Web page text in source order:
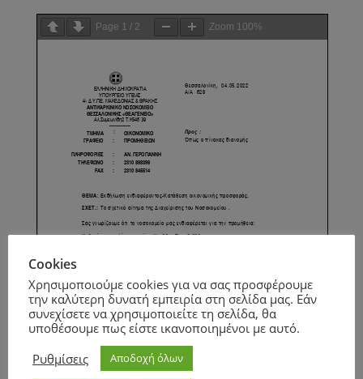
Page 1 / 2 Zoom 100%
Cookies
Χρησιμοποιούμε cookies για να σας προσφέρουμε
την καλύτερη δυνατή εμπειρία στη σελίδα μας. Εάν
συνεχίσετε να χρησιμοποιείτε τη σελίδα, θα
υποθέσουμε πως είστε ικανοποιημένοι με αυτό.
Ρυθμίσεις
Αποδοχή όλων